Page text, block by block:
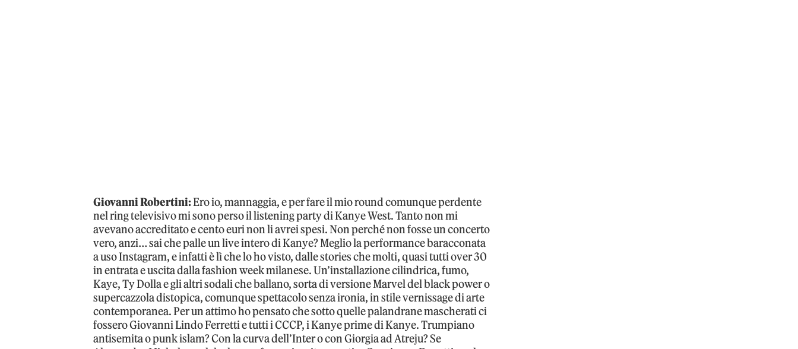
Giovanni Robertini:Ero io, mannaggia, e per fare il mio round comunque perdente
nel ring televisivo mi sono perso il listening party di Kanye West. Tanto non mi
avevano accreditato e cento euri non li avrei spesi. Non perché non fosse un concerto
vero, anzi… sai che palle un live intero di Kanye? Meglio la performance baracconata
a uso Instagram, e infatti è lì che lo ho visto, dalle stories che molti, quasi tutti over 30
in entrata e uscita dalla fashion week milanese. Un’installazione cilindrica, fumo,
Kaye, Ty Dolla e gli altri sodali che ballano, sorta di versione Marvel del black power o
supercazzola distopica, comunque spettacolo senza ironia, in stile vernissage di arte
contemporanea. Per un attimo ho pensato che sotto quelle palandrane mascherati ci
fossero Giovanni Lindo Ferretti e tutti i CCCP, i Kanye prime di Kanye. Trumpiano
antisemita o punk islam? Con la curva dell’Inter o con Giorgia ad Atreju? Se